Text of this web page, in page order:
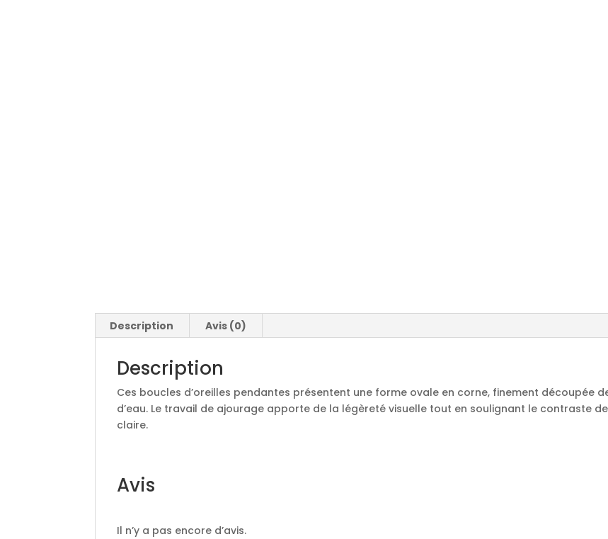
Description Avis (0)
Description
Ces boucles d’oreilles pendantes présentent une forme ovale en corne, finement découpée
d’eau. Le travail de ajourage apporte de la légèreté visuelle tout en soulignant le contraste
claire.
Avis
Il n’y a pas encore d’avis.